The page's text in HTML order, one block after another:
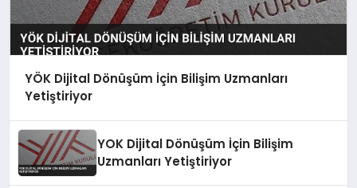
YÖK Dijital Dönüşüm İçin Bilişim Uzmanları
Yetiştiriyor
YOK Dijital Dönüşüm İçin Bilişim
Uzmanları Yetiştiriyor